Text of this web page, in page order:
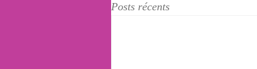
Posts récents